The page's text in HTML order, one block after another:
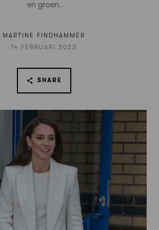
en groen.
MARTINE FINDHAMMER
14 FEBRUARI 2023
SHARE